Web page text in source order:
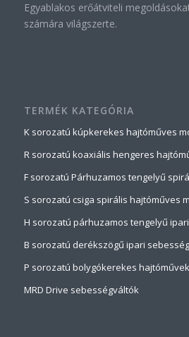
Egyablakos erőátviteli
számára világszerte.
TERMÉK KATEGÓRIA
K sorozatú kúpkerekes hajtóműves
R sorozatú koaxiális hengeres
F sorozatú Párhuzamos tengelyű
S sorozatú csiga spirális hajtóműves
H sorozatú párhuzamos tengelyű
B sorozatú derékszögű ipari
P sorozatú bolygókerekes hajtóművek
MRD Drive sebességváltók